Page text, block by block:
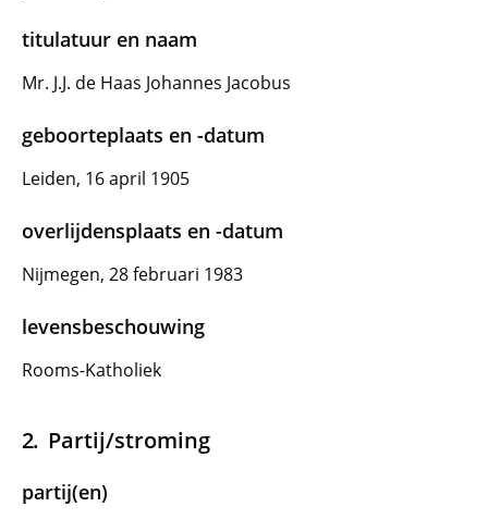
titulatuur en naam
Mr. J.J. de Haas Johannes Jacobus
geboorteplaats en -datum
Leiden, 16 april 1905
overlijdensplaats en -datum
Nijmegen, 28 februari 1983
levensbeschouwing
Rooms-Katholiek
Partij/stroming
partij(en)